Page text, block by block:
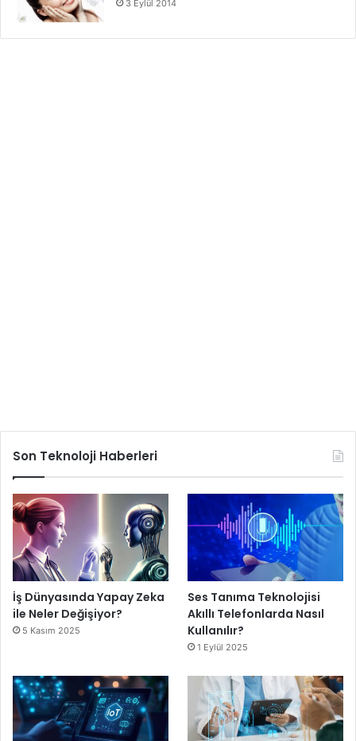
3 Eylül 2014
Son Teknoloji Haberleri
İş Dünyasında Yapay Zeka
ile Neler Değişiyor?
5 Kasım 2025
Ses Tanıma Teknolojisi
Akıllı Telefonlarda Nasıl
Kullanılır?
1 Eylül 2025